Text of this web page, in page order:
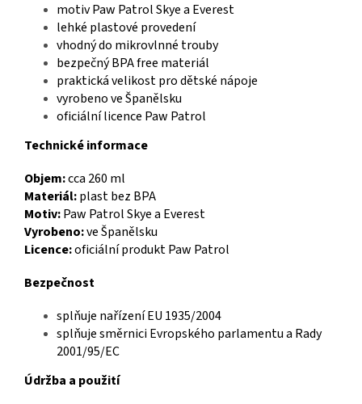
motiv Paw Patrol Skye a Everest
lehké plastové provedení
vhodný do mikrovlnné trouby
bezpečný BPA free materiál
praktická velikost pro dětské nápoje
vyrobeno ve Španělsku
oficiální licence Paw Patrol
Technické informace
Objem:cca 260 ml
Materiál:plast bez BPA
Motiv:Paw Patrol Skye a Everest
Vyrobeno:ve Španělsku
Licence:oficiální produkt Paw Patrol
Bezpečnost
splňuje nařízení EU 1935/2004
splňuje směrnici Evropského parlamentu a Rady
2001/95/EC
Údržba a použití